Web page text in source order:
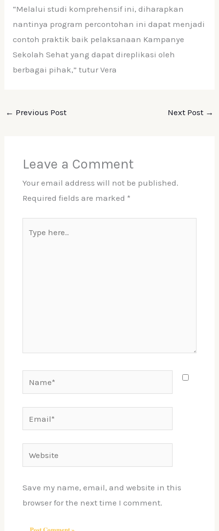
“Melalui studi komprehensif ini, diharapkan
nantinya program percontohan ini dapat menjadi
contoh praktik baik pelaksanaan Kampanye
Sekolah Sehat yang dapat direplikasi oleh
berbagai pihak,” tutur Vera
← Previous Post Next Post →
Leave a Comment
Your email address will not be published.
Required fields are marked *
here..
Website
Save my name, email, and website in this
browser for the next time I comment.